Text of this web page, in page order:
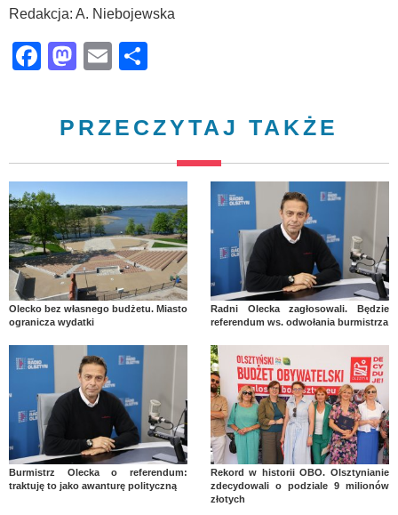
Redakcja: A. Niebojewska
Facebook
Mastodon
Email
PRZECZYTAJ TAKŻE
Olecko bez własnego budżetu. Miasto
ogranicza wydatki
Radni Olecka zagłosowali. Będzie
referendum ws. odwołania burmistrza
Burmistrz Olecka o referendum:
traktuję to jako awanturę polityczną
Rekord w historii OBO. Olsztynianie
zdecydowali o podziale 9 milionów
złotych